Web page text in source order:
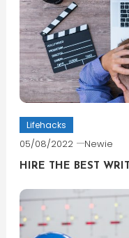
Lifehacks
05/08/2022 Newie
HIRE THE BEST